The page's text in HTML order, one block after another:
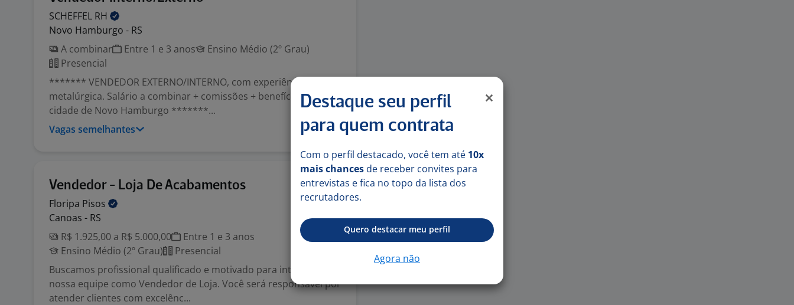
SCHEFFEL RH
Novo Hamburgo - RS
A combinar
Entre 1 e 3 anos
Ensino Médio (2º Grau)
Presencial
******* VENDEDOR EXTERNO/INTERNO, com experiência em
metalúrgica. Salário a combinar + comissões + benefícios. Para
cidade de Novo Hamburgo *******...
Vagas semelhantes
Vendedor - Loja De Acabamentos 7 ago
Floripa Pisos
Canoas - RS
R$ 1.925,00 a R$ 5.000,00
Entre 1 e 3 anos
Ensino Médio (2º Grau)
Presencial
Buscamos profissional qualificado e motivado para integrar
nossa equipe como Vendedor de Loja. Você será responsável por
atender clientes com excelênc...
Destaque seu perfil
para quem contrata
Com o perfil destacado, você tem até 10x
mais chances de receber convites para
entrevistas e fica no topo da lista dos
recrutadores.
Quero destacar meu perfil
Agora não